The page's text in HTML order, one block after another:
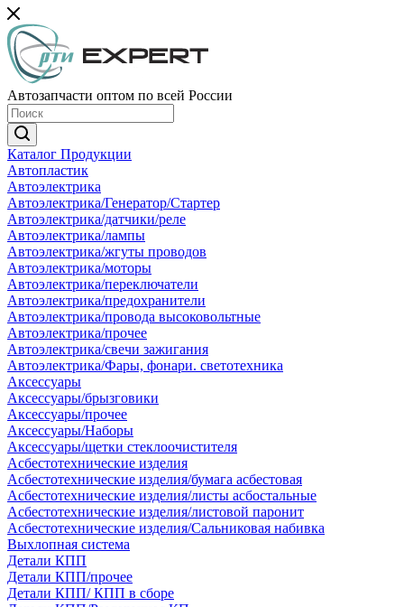
Автозапчасти оптом по всей России
Каталог Продукции
Автопластик
Автоэлектрика
Автоэлектрика/Генератор/Стартер
Автоэлектрика/датчики/реле
Автоэлектрика/лампы
Автоэлектрика/жгуты проводов
Автоэлектрика/моторы
Автоэлектрика/переключатели
Автоэлектрика/предохранители
Автоэлектрика/провода высоковольтные
Автоэлектрика/прочее
Автоэлектрика/свечи зажигания
Автоэлектрика/Фары, фонари. светотехника
Аксессуары
Аксессуары/брызговики
Аксессуары/прочее
Аксессуары/Наборы
Аксессуары/щетки стеклоочистителя
Асбестотехнические изделия
Асбестотехнические изделия/бумага асбестовая
Асбестотехнические изделия/листы асбостальные
Асбестотехнические изделия/листовой паронит
Асбестотехнические изделия/Сальниковая набивка
Выхлопная система
Детали КПП
Детали КПП/прочее
Детали КПП/ КПП в сборе